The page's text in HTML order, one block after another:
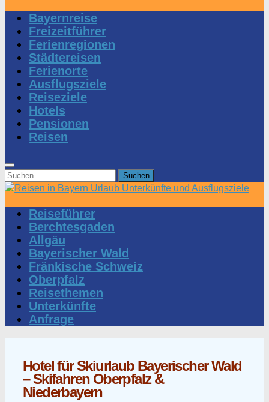
Bayernreise
Freizeitführer
Ferienregionen
Städtereisen
Ferienorte
Ausflugsziele
Reiseziele
Hotels
Pensionen
Reisen
Suchen
nach:
Reiseführer
Berchtesgaden
Allgäu
Bayerischer Wald
Fränkische Schweiz
Oberpfalz
Reisethemen
Unterkünfte
Anfrage
Hotel für Skiurlaub Bayerischer Wald
– Skifahren Oberpfalz &
Niederbayern